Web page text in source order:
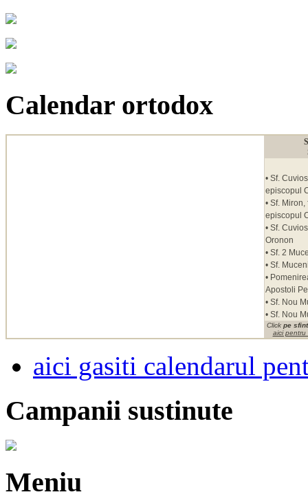
Calendar ortodox
• Sf.
episcopul
• Sf.
episcopul
• Sf.
Oronon
• Sf. 2
• Sf.
•
Apostoli
• Sf. Nou
• Sf. Nou
Click pe
aici pentru
aici gasiti calendarul
Campanii sustinute
Meniu